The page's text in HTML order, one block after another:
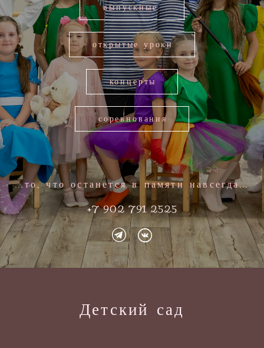
выпускные
открытые уроки
концерты
соревнования
...то, что останется в памяти навсегда...
+7 902 791 2525
Детский сад